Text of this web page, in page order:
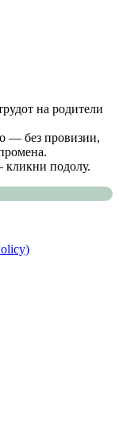
на родители
— без провизии,
подолу.